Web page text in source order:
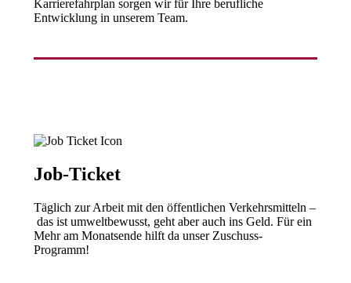
Karrierefahrplan sorgen wir für Ihre berufliche
Entwicklung in unserem Team.
Job-Ticket
Täglich zur Arbeit mit den öffentlichen Verkehrsmitteln –
das ist umweltbewusst, geht aber auch ins Geld. Für ein
Mehr am Monatsende hilft da unser Zuschuss-
Programm!